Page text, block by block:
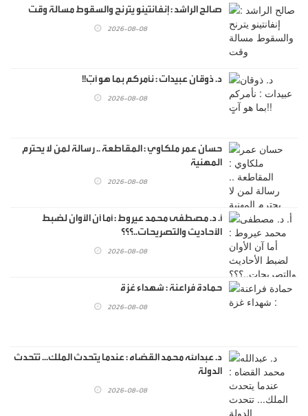
صالح الراشد : إنفانتينو يترنح والسقوط مسالة وقت
2026-08-08
د. ذوقان عبيدات : نأمركم بما هو آتٍ!!
2026-08-08
حسان عمر ملكاوي : المقاطعة .. رسالة لمن لا يحترم
المهنية
2026-08-08
أ. د. مصطفى محمد عيروط : أما آن الأوان لضبط
الأحاديث والتصريحات..؟؟؟
2026-08-08
حمادة فراعنة : شهداء غزة
2026-08-08
د. عبدالله محمد القضاه : عندما يتحدث الملك... تتحدث
الدولة
2026-08-08